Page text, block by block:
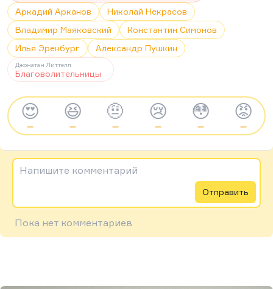
Аркадий Арканов
Николай Некрасов
Владимир Маяковский
Константин Симонов
Илья Эренбург
Александр Пушкин
Джонатан Литтелл
Благоволительницы
😍
—
😆
—
🤨
—
😢
—
😳
—
😡
—
Напишите комментарий
Отправить
Пока нет комментариев